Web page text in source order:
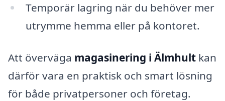
Temporär lagring när du behöver mer
utrymme hemma eller på kontoret.
Att överväga magasinering i Älmhult kan
därför vara en praktisk och smart lösning
för både privatpersoner och företag.